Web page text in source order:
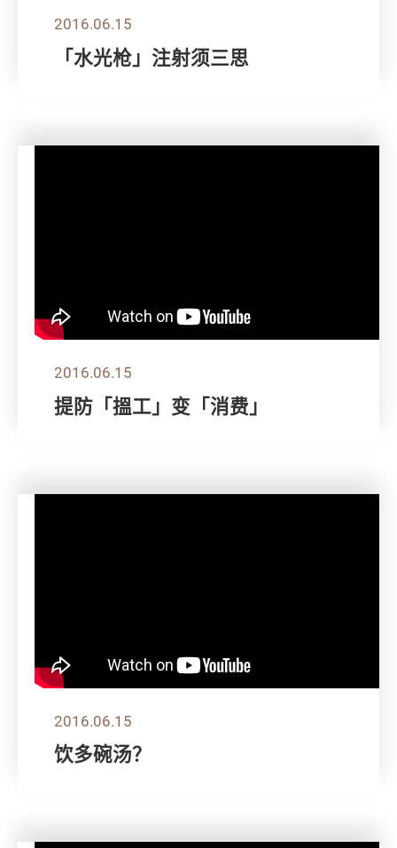
2016.06.15
「水光枪」注射须三思
2016.06.15
提防「搵工」变「消费」
2016.06.15
饮多碗汤？